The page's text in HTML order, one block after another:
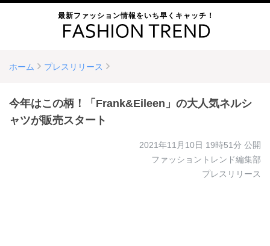
最新ファッション情報をいち早くキャッチ！
ホーム プレスリリース
今年はこの柄！「Frank&Eileen」の大人気ネルシ
ャツが販売スタート
2021年11月10日 19時51分 公開
ファッショントレンド編集部
プレスリリース